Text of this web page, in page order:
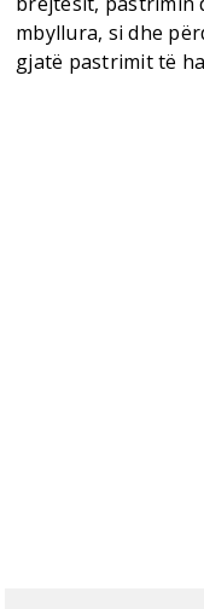
mbyllura, si dhe
gjatë pastrimit të